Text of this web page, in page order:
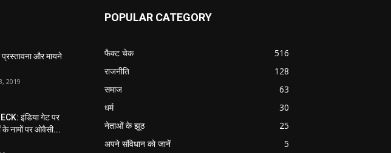
प्रस्तावना और मायने
2019
इंडिया गेट पर
के नामों पर ओवैसी...
POPULAR CATEGORY
फैक्ट चेक
516
राजनीति
128
समाज
63
धर्म
30
नेताओं के झूठ
25
अपने संविधान को जानें
5